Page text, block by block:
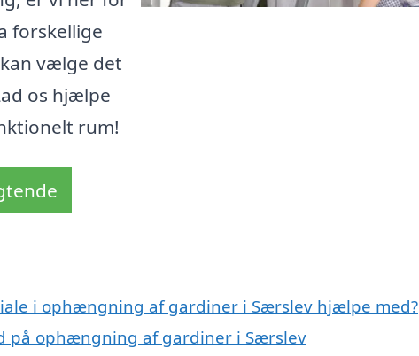
forskellige
vælge det
os hjælpe
rum!
i ophængning af gardiner i Særslev hjælpe med?
på ophængning af gardiner i Særslev